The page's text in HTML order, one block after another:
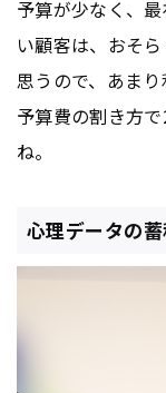
予算が少なく、
い顧客は、おそ
思うので、あま
予算費の割き方
ね。
心理データの